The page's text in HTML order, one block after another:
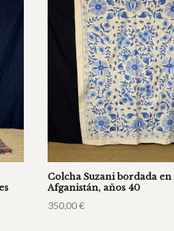
Colcha Suzani bordada
Afganistán, años 40
350,00€